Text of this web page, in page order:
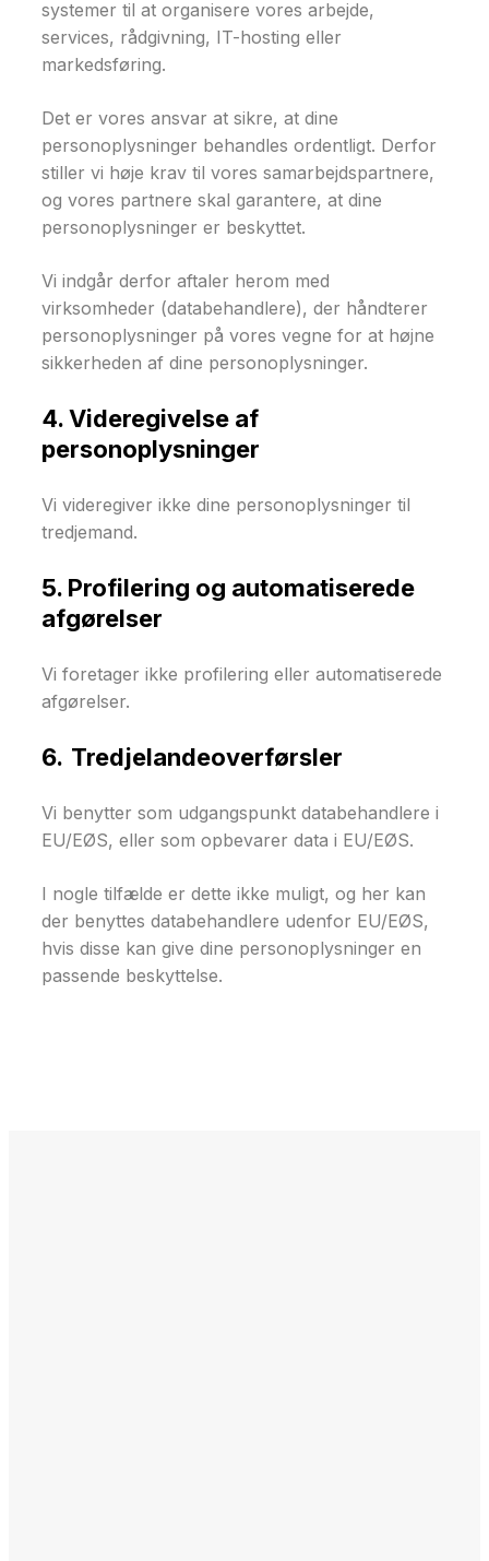
systemer til at organisere vores arbejde,
services, rådgivning, IT-hosting eller
markedsføring.
Det er vores ansvar at sikre, at dine
personoplysninger behandles ordentligt. Derfor
stiller vi høje krav til vores samarbejdspartnere,
og vores partnere skal garantere, at dine
personoplysninger er beskyttet.
Vi indgår derfor aftaler herom med
virksomheder (databehandlere), der håndterer
personoplysninger på vores vegne for at højne
sikkerheden af dine personoplysninger.
4. Videregivelse af
personoplysninger
Vi videregiver ikke dine personoplysninger til
tredjemand.
5. Profilering og automatiserede
afgørelser
Vi foretager ikke profilering eller automatiserede
afgørelser.
6. Tredjelandeoverførsler
Vi benytter som udgangspunkt databehandlere i
EU/EØS, eller som opbevarer data i EU/EØS.
I nogle tilfælde er dette ikke muligt, og her kan
der benyttes databehandlere udenfor EU/EØS,
hvis disse kan give dine personoplysninger en
passende beskyttelse.